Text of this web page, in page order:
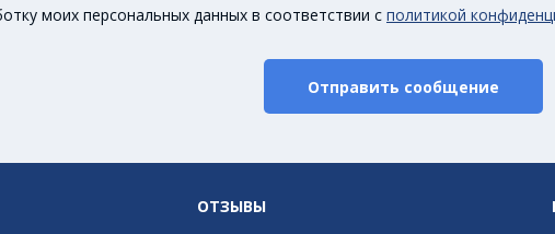
моих персональных данных в соответствии с политикой
Отправить сообщение
ОТЗЫВЫ